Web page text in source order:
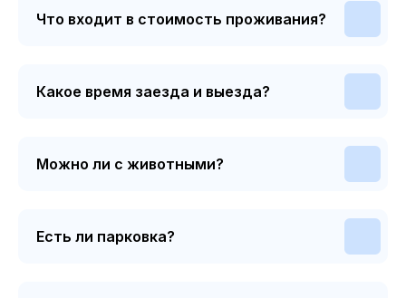
Что входит в стоимость проживания?
Какое время заезда и выезда?
Можно ли с животными?
Есть ли парковка?